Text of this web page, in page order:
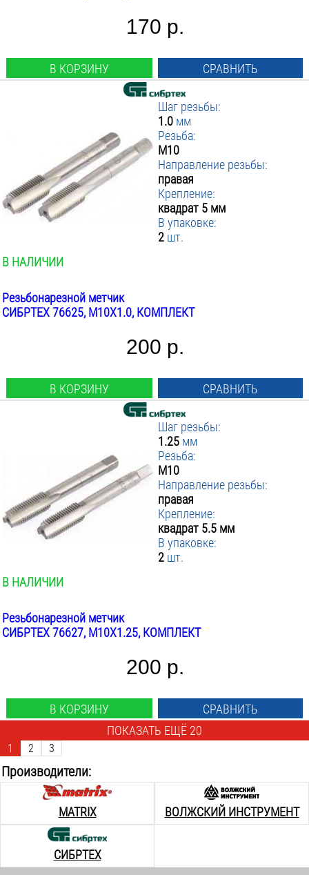
170 р.
В КОРЗИНУ СРАВНИТЬ
Шаг резьбы:
1.0 мм
Резьба:
М10
Направление резьбы:
правая
Крепление:
квадрат 5 мм
В упаковке:
2 шт.
В НАЛИЧИИ
Резьбонарезной метчик
СИБРТЕХ 76625, М10Х1.0, КОМПЛЕКТ
200 р.
В КОРЗИНУ СРАВНИТЬ
Шаг резьбы:
1.25 мм
Резьба:
М10
Направление резьбы:
правая
Крепление:
квадрат 5.5 мм
В упаковке:
2 шт.
В НАЛИЧИИ
Резьбонарезной метчик
СИБРТЕХ 76627, М10Х1.25, КОМПЛЕКТ
200 р.
В КОРЗИНУ
СРАВНИТЬ
ПОКАЗАТЬ ЕЩЁ 20
1 2 3
Производители:
MATRIX ВОЛЖСКИЙ ИНСТРУМЕНТ
СИБРТЕХ